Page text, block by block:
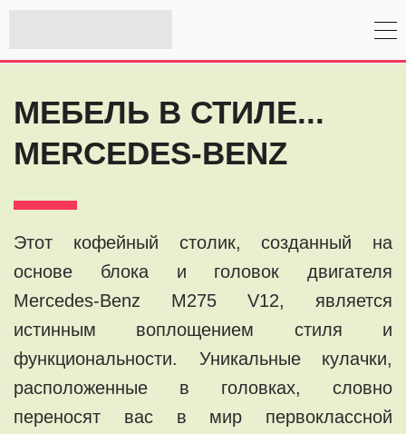
МЕБЕЛЬ В СТИЛЕ...
MERCEDES-BENZ
Этот кофейный столик, созданный на
основе блока и головок двигателя
Mercedes-Benz M275 V12, является
истинным воплощением стиля и
функциональности. Уникальные кулачки,
расположенные в головках, словно
переносят вас в мир первоклассной